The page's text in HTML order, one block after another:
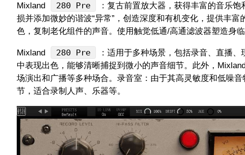
Mixland 280 Pre
：复古前置放大器，获得丰富的音乐
损并添加微妙的谐波“异常”，创造深度和有机变化，提供丰
色，复制老化组件的声音。使用触觉低通/高通滤波器塑造身
Mixland 280 Pre
：适用于多种场景，包括录音、直播
中表现出色，能够清晰捕捉到微小的声音细节。此外，
场演出和广播等多种场合‌。录音室‌：由于其高灵敏度和低噪
节，适合录制人声、乐器等。